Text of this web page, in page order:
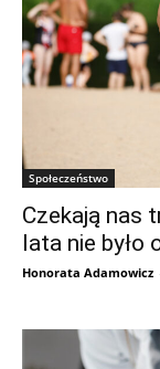
Społeczeństwo
Czekają nas
lata nie było
Honorata Adamowicz